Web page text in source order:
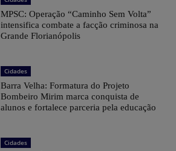
MPSC: Operação “Caminho Sem Volta”
intensifica combate a facção criminosa na
Grande Florianópolis
Cidades
Barra Velha: Formatura do Projeto
Bombeiro Mirim marca conquista de
alunos e fortalece parceria pela educação
Cidades